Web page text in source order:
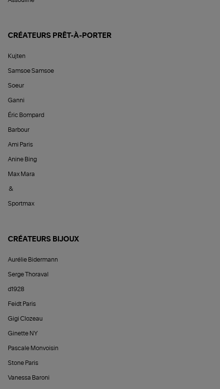
CRÉATEURS PRÊT-À-PORTER
Kujten
Samsoe Samsoe
Soeur
Ganni
Éric Bompard
Barbour
Ami Paris
Anine Bing
Max Mara
&
Sportmax
CRÉATEURS BIJOUX
Aurélie Bidermann
Serge Thoraval
d1928
Feidt Paris
Gigi Clozeau
Ginette NY
Pascale Monvoisin
Stone Paris
Vanessa Baroni